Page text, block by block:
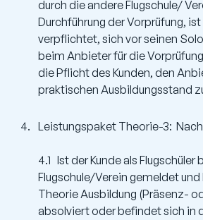
durch die andere Flugschule/
Durchführung der Vorprüfung, ist
verpflichtet, sich vor seinen
beim Anbieter für die
die Pflicht des Kunden, den
praktischen Ausbildungsstand
Leistungspaket Theorie-3:
4.1 Ist der Kunde als Flugschüler
Flugschule/Verein gemeldet
Theorie Ausbildung (Präsenz-
absolviert oder befindet sich in